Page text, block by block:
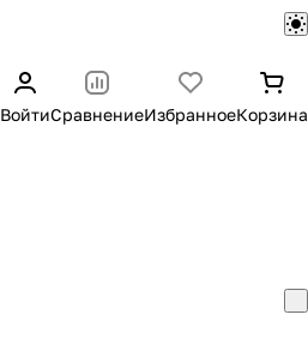
ВойтиСравнениеИзбранноеКорзина